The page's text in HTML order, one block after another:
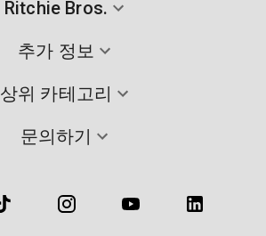
Ritchie Bros.
추가 정보
상위 카테고리
문의하기